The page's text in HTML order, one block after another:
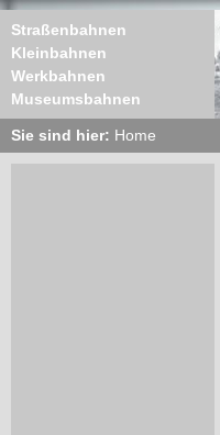
Straßenbahnen
Kleinbahnen
Werkbahnen
Museumsbahnen
Sie sind hier: Home